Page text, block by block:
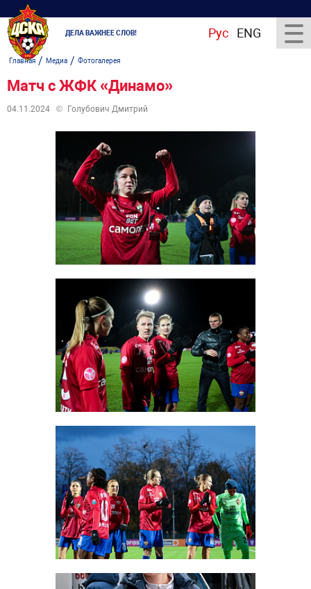
ДЕЛА ВАЖНЕЕ СЛОВ! Рус ENG
Главная/ Медиа / Фотогалерея
Матч с ЖФК «Динамо»
04.11.2024 © Голубович Дмитрий